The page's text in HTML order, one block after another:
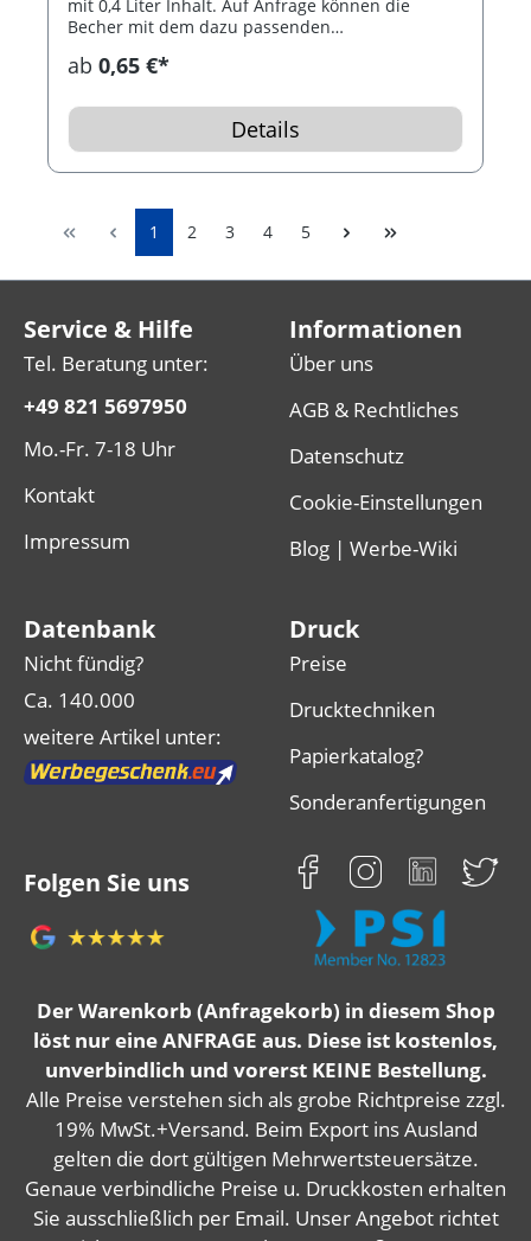
mit 0,4 Liter Inhalt. Auf Anfrage können die
Becher mit dem dazu passenden
ohne Untersetzer.
ab 0,65 €*
Details
1 2 3 4 5
Service & Hilfe
Tel. Beratung unter:
+49 821 5697950
Mo.-Fr. 7-18 Uhr
Kontakt
Impressum
Informationen
Über uns
AGB & Rechtliches
Datenschutz
Cookie-Einstellungen
Blog | Werbe-Wiki
Datenbank
Nicht fündig?
Ca. 140.000
weitere Artikel unter:
Druck
Preise
Drucktechniken
Papierkatalog?
Sonderanfertigungen
Folgen Sie uns
Der Warenkorb (Anfragekorb) in diesem Shop
löst nur eine ANFRAGE aus. Diese ist kostenlos,
unverbindlich und vorerst KEINE Bestellung.
Alle Preise verstehen sich als grobe Richtpreise zzgl.
19% MwSt.+Versand. Beim Export ins Ausland
gelten die dort gültigen Mehrwertsteuersätze.
Genaue verbindliche Preise u. Druckkosten erhalten
Sie ausschließlich per Email. Unser Angebot richtet